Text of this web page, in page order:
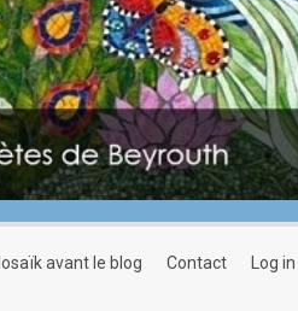
mosaïk avant le blog contact log in